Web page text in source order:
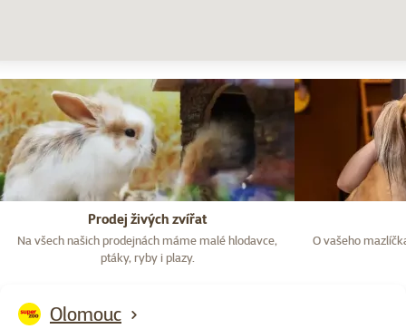
Prodej živých zvířat
Na všech našich prodejnách máme malé hlodavce,
ptáky, ryby i plazy.
O vašeho
Olomouc